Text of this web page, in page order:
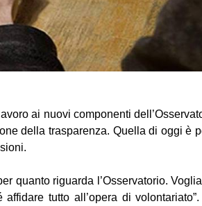
ai nuovi componenti
della trasparenza. Quella di oggi è
quanto riguarda l’Osservatorio.
tutto all’opera di volontariato”.